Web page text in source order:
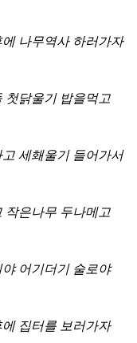
나무역사 하러가자
첫닭울기 밥을먹고
세홰울기 들어가서
작은나무 두나메고
어기더기 술로야
집터를 보러가자